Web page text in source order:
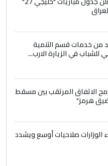
علي ماما يسقط
ومن اصول عريقة
صدام حسين سل
5
كلام
الحقيقي للإنسان
من خدمات قسم التنمية
للشباب في الزيارة الارب...
الاتفاق المرتقب بين مسقط
هرمز"
الوزارات صلاحيات أوسع ويشدد